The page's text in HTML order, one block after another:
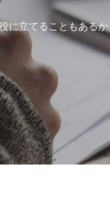
に立てることもある